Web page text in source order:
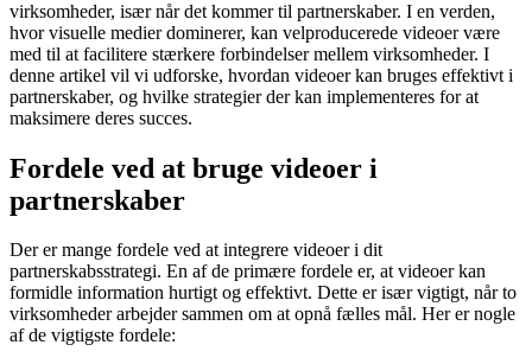
virksomheder, især når det kommer til partnerskaber. I en verden,
hvor visuelle medier dominerer, kan velproducerede videoer være
med til at facilitere stærkere forbindelser mellem virksomheder. I
denne artikel vil vi udforske, hvordan videoer kan bruges effektivt i
partnerskaber, og hvilke strategier der kan implementeres for at
maksimere deres succes.
Fordele ved at bruge videoer i
partnerskaber
Der er mange fordele ved at integrere videoer i dit
partnerskabsstrategi. En af de primære fordele er, at videoer kan
formidle information hurtigt og effektivt. Dette er især vigtigt, når to
virksomheder arbejder sammen om at opnå fælles mål. Her er nogle
af de vigtigste fordele: